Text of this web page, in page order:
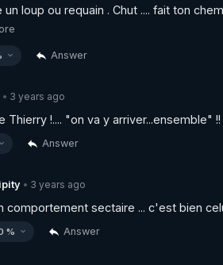
un loup ou requain . Chut .... fait ton
Answer
• 3 years ago
Thierry !.... "on va y arriver...ensemble" !!
Answer
• 3 years ago
comportement sectaire ... c'est bien
% Answer